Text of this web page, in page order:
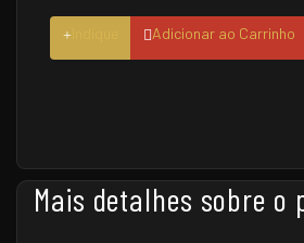
Adicionar ao Carrinho
Mais detalhes sobre o